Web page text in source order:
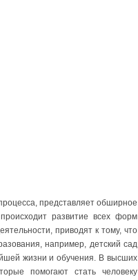
представляет обширное
развитие всех форм
приводят к тому, что
например, детский сад
жизни и обучения. В высших
помогают стать человеку